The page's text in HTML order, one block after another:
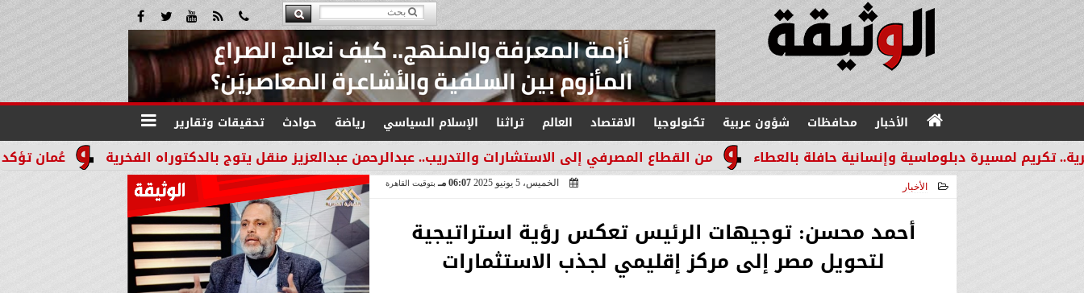
الأخبار محافظات شؤون عربية تكنولوجيا الاقتصاد العالم تراثنا الإسلام السياسي رياضة حوادث تحقيقات وتقارير
عُمان تؤكد التزامها بدعم من القطاع المصرفي إلى الاستشارات والتدريب.. عبدالرحمن عبدالعزيز منقل يتوج بالدكتوراه الفخرية دبلوماسية وإنسانية حافلة بالعطاء
الأخبار الخميس، 5 يونيو 2025 06:07 مـ بتوقيت القاهرة
أحمد محسن: توجيهات الرئيس تعكس رؤية استراتيجية
لتحويل مصر إلى مركز إقليمي لجذب الاستثمارات